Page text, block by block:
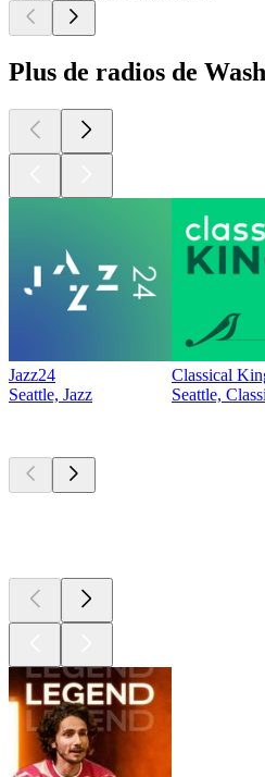
Plus de radios de
Jazz24
Seattle, Jazz
Classical
Seattle,